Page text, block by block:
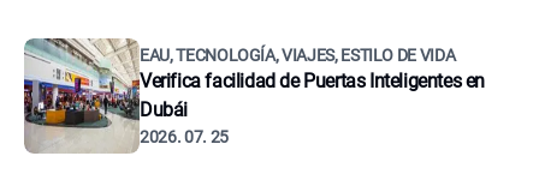
EAU, TECNOLOGÍA, VIAJES, ESTILO DE VIDA
Verifica facilidad de Puertas Inteligentes en
Dubái
2026. 07. 25